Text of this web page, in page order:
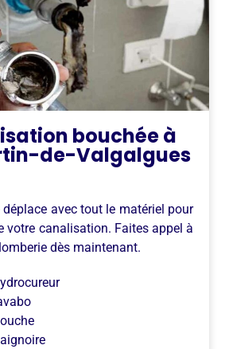
bouchée à
de-Valgalgues
avec tout le matériel pour
votre canalisation. Faites appel à
dès maintenant.